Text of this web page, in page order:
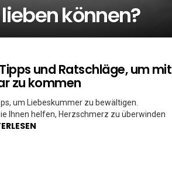
können?
und Ratschläge, um mit
zu kommen
um Liebeskummer zu bewältigen.
Ihnen helfen, Herzschmerz zu überwinden